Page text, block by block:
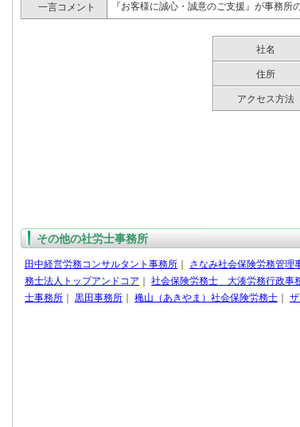
一言コメント 『お客様に誠心・誠意のご支援』が事務所
社名
住所
アクセス方法
その他の社労士事務所
田中経営労務コンサルタント事務所 さなみ社会保険労務管理
務士法人トップアンドコア
社会保険労務士 大湊労務行政事
士事務所
黒田事務所 穐山（あきやま）社会保険労務士